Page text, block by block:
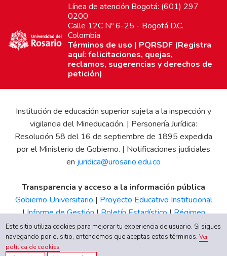
Línea de atención Bogotá: (601) 297
0200
Calle 12C Nº 6-25 - Bogotá D.C.
Colombia
Términos de uso | PQRSDF (Registra
aquí: felicitaciones, quejas,
reclamos, sugerencias y derechos de
petición)
Institución de educación superior sujeta a la inspección y
vigilancia del Mineducación. | Personería Jurídica:
Resolución 58 del 16 de septiembre de 1895 expedida
por el Ministerio de Gobierno. | Notificaciones judiciales
en juridica@urosario.edu.co
Transparencia y acceso a la información pública
Gobierno Universitario | Proyecto Educativo Institucional
|Informe de Gestión|Boletín Estadístico|Régimen
Tributario|Estados Financieros |Código de Ética| Canal
de Integridad UR
Este sitio utiliza cookies para mejorar tu experiencia de usuario. Si sigues
navegando por el sitio, entendemos que aceptas estos términos.Ver
política de cookies